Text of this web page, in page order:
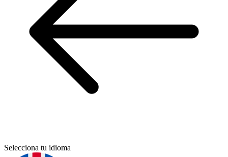
Selecciona tu idioma